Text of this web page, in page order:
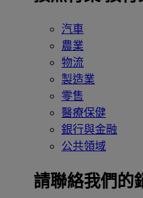
汽車
農業
物流
製造業
零售
醫療保健
銀行與金融
公共領域
請聯絡我們的